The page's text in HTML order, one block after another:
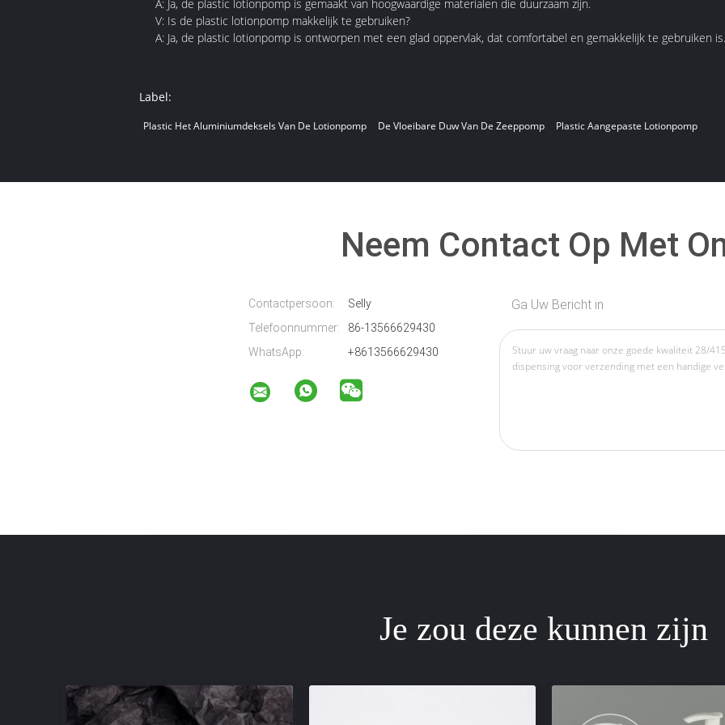
A: Ja, de plastic lotionpomp is gemaakt van hoogwaardige materialen die duurzaam zijn.
V: Is de plastic lotionpomp makkelijk te gebruiken?
A: Ja, de plastic lotionpomp is ontworpen met een glad oppervlak, dat comfortabel en gemakkelijk te gebruiken is.
Label:
Plastic Het Aluminiumdeksels Van De Lotionpomp De Vloeibare Duw Van De Zeeppomp Plastic Aangepaste Lotionpomp
Neem Contact Op Met
Contactpersoon:
Selly
Telefoonnummer:
86-13566629430
WhatsApp:
+8613566629430
Ga Uw Bericht in
Je zou deze kunnen zijn